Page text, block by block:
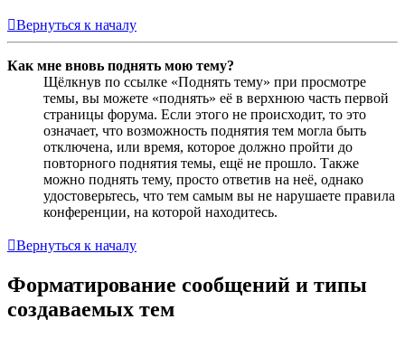
Вернуться к началу
Как мне вновь поднять мою тему?
Щёлкнув по ссылке «Поднять тему» при просмотре
темы, вы можете «поднять» её в верхнюю часть первой
страницы форума. Если этого не происходит, то это
означает, что возможность поднятия тем могла быть
отключена, или время, которое должно пройти до
повторного поднятия темы, ещё не прошло. Также
можно поднять тему, просто ответив на неё, однако
удостоверьтесь, что тем самым вы не нарушаете правила
конференции, на которой находитесь.
Вернуться к началу
Форматирование сообщений и типы
создаваемых тем